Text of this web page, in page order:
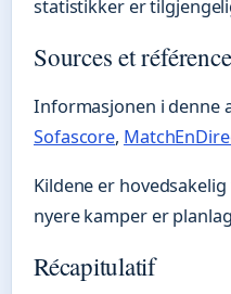
statistikker er
Sources et
Informasjonen i denne
Sofascore,
Kildene er
nyere kamper er
Récapitulatif